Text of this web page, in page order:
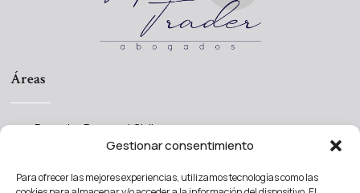
Gestionar consentimiento
Para ofrecer las mejores experiencias, utilizamos tecnologías como las
Áreas
Derecho Procesal Civil
Derecho Societario
Derecho Concursal